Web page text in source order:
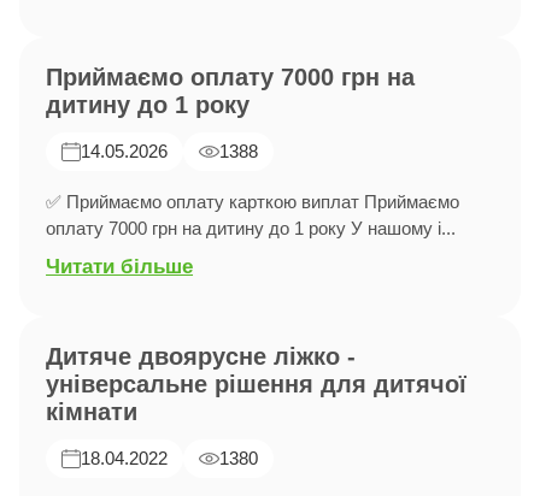
Приймаємо оплату 7000 грн на
дитину до 1 року
14.05.2026 1388
✅ Приймаємо оплату карткою виплат Приймаємо
оплату 7000 грн на дитину до 1 року У нашому і...
Читати більше
Дитяче двоярусне ліжко -
універсальне рішення для дитячої
кімнати
18.04.2022 1380